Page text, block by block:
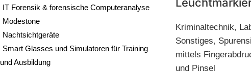
IT Forensik & forensische Computeranalyse
Modestone
Nachtsichtgeräte
Smart Glasses und Simulatoren für Training
und Ausbildung
Kriminaltechnik,
Sonstiges,
mittels
und Pinsel